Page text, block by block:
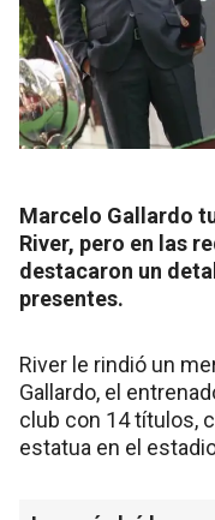
Marcelo Gallardo
River, pero en las
destacaron un
presentes.
River le rindió un
Gallardo, el
club con 14 títulos,
estatua en el